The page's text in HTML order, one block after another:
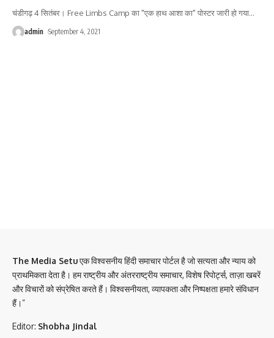
चंडीगढ़ 4 सितंबर। Free Limbs Camp का "एक हाथ आशा का" पोस्टर जारी हो गया…
admin September 4, 2021
The Media Setuएक विश्वसनीय हिंदी समाचार पोर्टल है जो सत्यता और न्याय को
प्राथमिकता देता है। हम राष्ट्रीय और अंतरराष्ट्रीय समाचार, विशेष रिपोर्ट्स, ताज़ा खबरें
और विचारों को संप्रेषित करते हैं। विश्वसनीयता, व्यापकता और निष्पक्षता हमारे संविधान
हैं।”
Editor: Shobha Jindal